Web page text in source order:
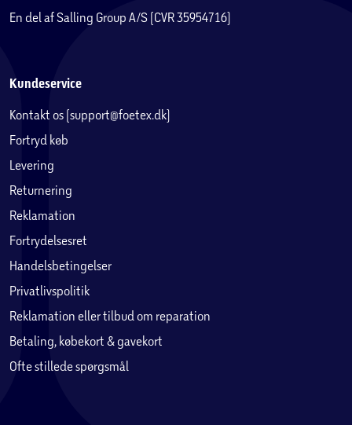
En del af Salling Group A/S (CVR 35954716)
Kundeservice
Kontakt os (support@foetex.dk)
Fortryd køb
Levering
Returnering
Reklamation
Fortrydelsesret
Handelsbetingelser
Privatlivspolitik
Reklamation eller tilbud om reparation
Betaling, købekort & gavekort
Ofte stillede spørgsmål